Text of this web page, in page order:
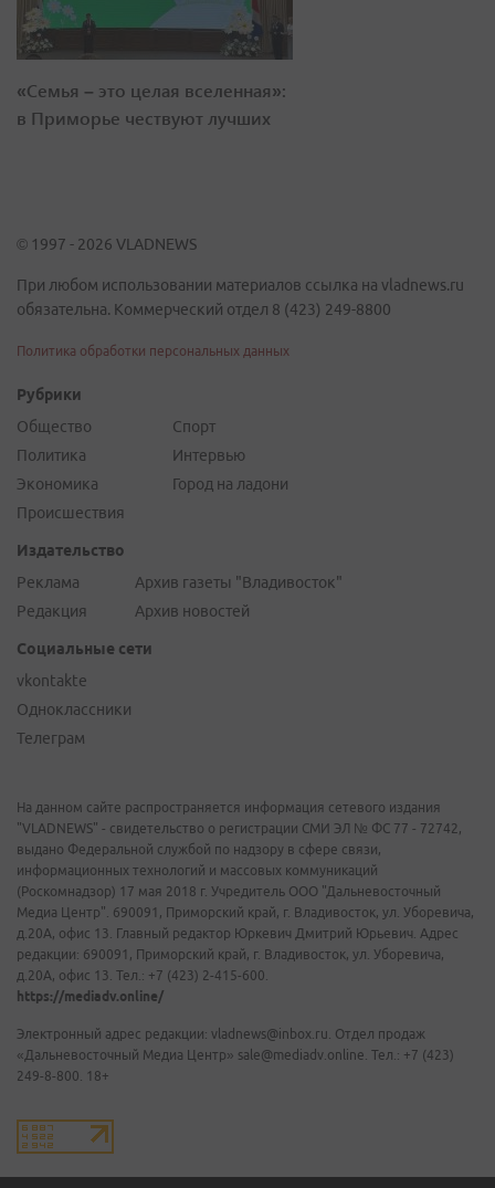
«Семья – это целая вселенная»:
в Приморье чествуют лучших
© 1997 - 2026 VLADNEWS
При любом использовании материалов ссылка на vladnews.ru
обязательна. Коммерческий отдел 8 (423) 249-8800
Политика обработки персональных данных
Рубрики
Общество
Политика
Экономика
Происшествия
Спорт
Интервью
Город на ладони
Издательство
Реклама
Редакция
Архив газеты "Владивосток"
Архив новостей
Социальные сети
vkontakte
Одноклассники
Телеграм
На данном сайте распространяется информация сетевого издания
"VLADNEWS" - свидетельство о регистрации СМИ ЭЛ № ФС 77 - 72742,
выдано Федеральной службой по надзору в сфере связи,
информационных технологий и массовых коммуникаций
(Роскомнадзор) 17 мая 2018 г. Учредитель ООО "Дальневосточный
Медиа Центр". 690091, Приморский край, г. Владивосток, ул. Уборевича,
д.20А, офис 13. Главный редактор Юркевич Дмитрий Юрьевич. Адрес
редакции: 690091, Приморский край, г. Владивосток, ул. Уборевича,
д.20А, офис 13. Тел.: +7 (423) 2-415-600.
https://mediadv.online/
Электронный адрес редакции: vladnews@inbox.ru. Отдел продаж
«Дальневосточный Медиа Центр» sale@mediadv.online. Тел.: +7 (423)
249-8-800. 18+